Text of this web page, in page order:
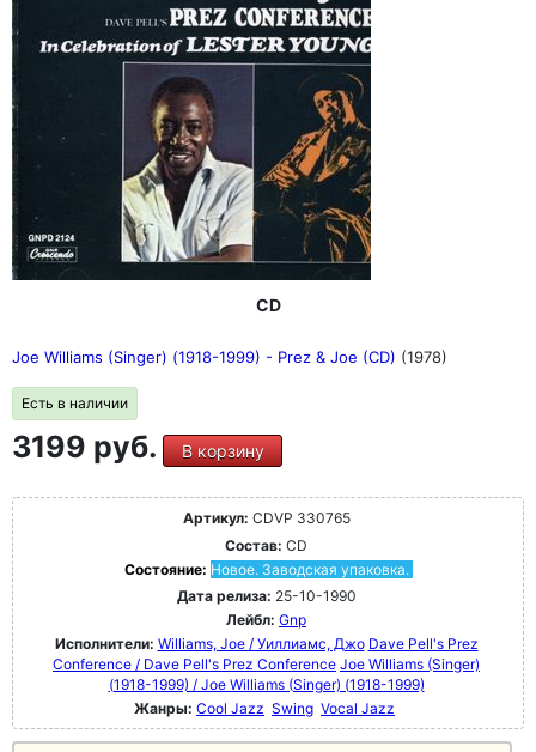
CD
Joe Williams (Singer) (1918-1999) - Prez & Joe (CD) (1978)
Есть в наличии
3199 руб. В корзину
Артикул: CDVP 330765
Состав: CD
Состояние: Новое. Заводская упаковка.
Дата релиза: 25-10-1990
Лейбл: Gnp
Исполнители: Williams, Joe / Уиллиамс, Джо Dave Pell's Prez
Conference / Dave Pell's Prez Conference Joe Williams (Singer)
(1918-1999) / Joe Williams (Singer) (1918-1999)
Жанры: Cool Jazz Swing Vocal Jazz